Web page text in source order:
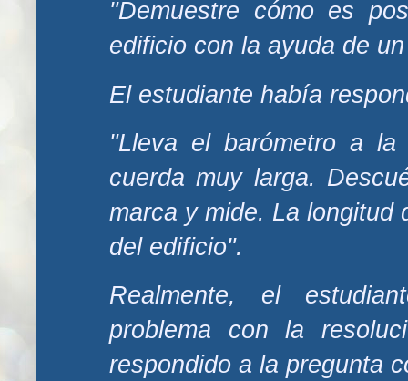
"Demuestre cómo es
edificio con la ayuda de
El estudiante había
"Lleva el barómetro a
cuerda muy larga.
marca y mide. La longitud
del edificio".
Realmente, el
problema con la
respondido a la pregunta